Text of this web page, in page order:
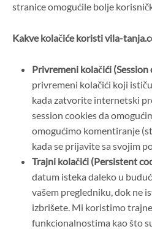
stranice omogućile bolje
Kakve kolačiće koristi vila-
Privremeni kolačići (Session
privremeni kolačići koji
kada zatvorite internetski
session cookies da
omogućimo komentiranje
kada se prijavite sa svojim
Trajni kolačići (Persistent
datum isteka daleko u
vašem pregledniku, dok ne
izbrišete. Mi koristimo
funkcionalnostima kao što